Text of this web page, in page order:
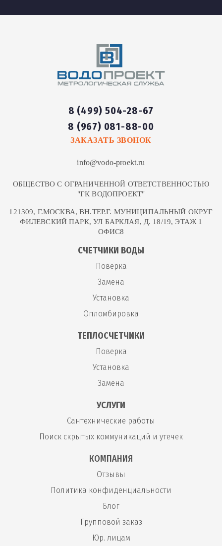
8 (499) 504-28-67
8 (967) 081-88-00
ЗАКАЗАТЬ ЗВОНОК
info@vodo-proekt.ru
ОБЩЕСТВО С ОГРАНИЧЕННОЙ ОТВЕТСТВЕННОСТЬЮ
"ГК ВОДОПРОЕКТ"
121309, Г.МОСКВА, ВН.ТЕР.Г. МУНИЦИПАЛЬНЫЙ ОКРУГ
ФИЛЕВСКИЙ ПАРК, УЛ БАРКЛАЯ, Д. 18/19, ЭТАЖ 1
ОФИС8
СЧЕТЧИКИ ВОДЫ
Поверка
Замена
Установка
Опломбировка
ТЕПЛОСЧЕТЧИКИ
Поверка
Установка
Замена
УСЛУГИ
Сантехнические работы
Поиск скрытых коммуникаций и утечек
КОМПАНИЯ
Отзывы
Политика конфиденциальности
Блог
Групповой заказ
Юр. лицам